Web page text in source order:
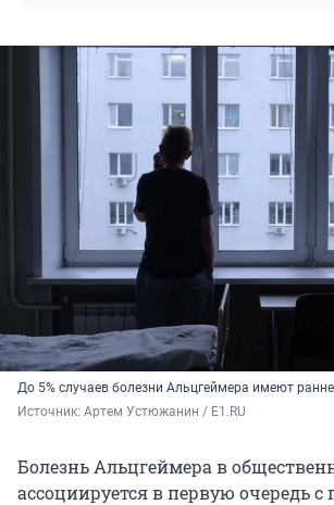
До 5% случаев болезни Альцгеймера имеют
Источник: Артем Устюжанин / E1.RU
Болезнь Альцгеймера в
ассоциируется в первую очередь